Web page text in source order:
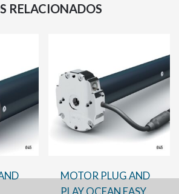
RELACIONADOS
MOTOR PLUG AND
PLAY OCEAN EASY